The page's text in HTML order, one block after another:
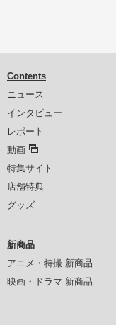
Contents
ニュース
インタビュー
レポート
動画
特集サイト
店舗特典
グッズ
新商品
アニメ・特撮 新商品
映画・ドラマ 新商品